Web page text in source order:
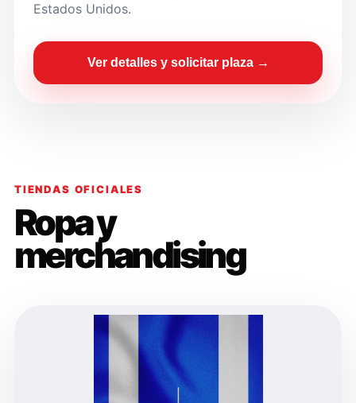
Estados Unidos.
Ver detalles y solicitar plaza →
TIENDAS OFICIALES
Ropa y
merchandising